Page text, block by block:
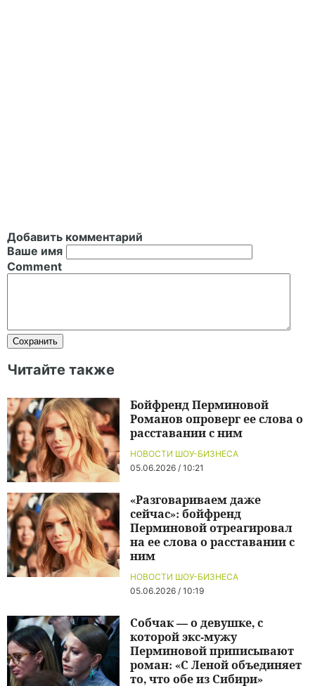
Добавить комментарий
Ваше имя
Comment
Читайте также
НОВОСТИ ШОУ-БИЗНЕСА
05.06.2026 / 10:21
Бойфренд Перминовой
Романов опроверг ее слова о
расставании с ним
НОВОСТИ ШОУ-БИЗНЕСА
05.06.2026 / 10:19
«Разговариваем даже
сейчас»: бойфренд
Перминовой отреагировал
на ее слова о расставании с
ним
Собчак — о девушке, с
которой экс-мужу
Перминовой приписывают
роман: «С Леной объединяет
то, что обе из Сибири»